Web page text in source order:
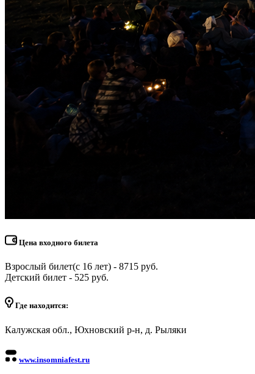
Цена входного билета
Взрослый билет(с 16 лет) - 8715 руб.
Детский билет - 525 руб.
Где находится:
Калужская обл., Юхновский р-н, д. Рыляки
www.insomniafest.ru